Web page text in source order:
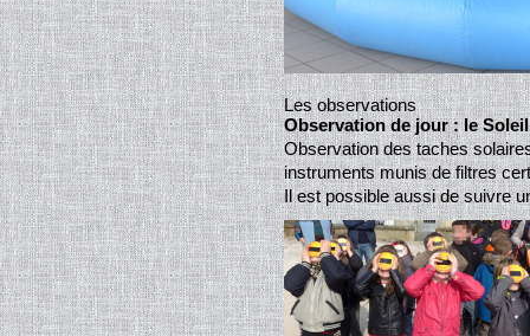
Les observations
Observation de jour : le Soleil
Observation des taches
instruments munis de filtres
Il est possible aussi de suivre